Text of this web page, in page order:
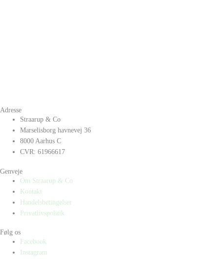
Adresse
Straarup & Co
Marselisborg havnevej 36
8000 Aarhus C
CVR: 61966617
Genveje
Om Straarup & Co
Kontakt
Handelsbetingelser
Privatlivspolitik
Følg os
Facebook
Instagram